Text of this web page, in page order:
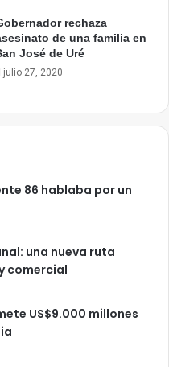
rechaza
de una familia en
José de Uré
julio 27, 2020
86 hablaba por un
una nueva ruta
comercial
US$9.000 millones